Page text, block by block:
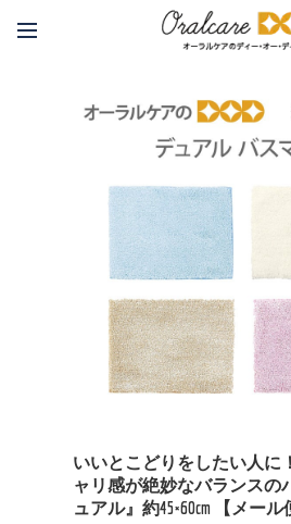
いいとこどりをしたい人に
ャリ感が絶妙なバランスの
ュアル』約45×60cm 【メール